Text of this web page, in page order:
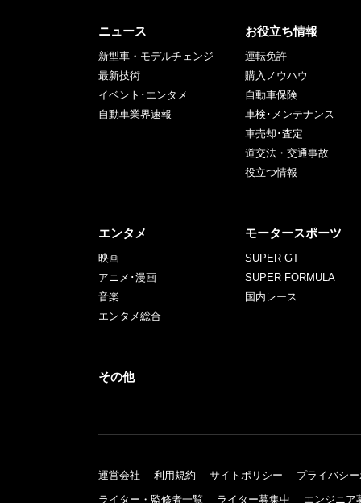
ニュース
新型車・モデルチェンジ
最新技術
イベント･エンタメ
自動車業界速報
お役立ち情報
運転免許
購入ノウハウ
自動車保険
車検･メンテナンス
車売却･査定
道交法・交通事故
役立つ情報
エンタメ
映画
アニメ･漫画
音楽
エンタメ総合
モータースポーツ
SUPER GT
SUPER FORMULA
国内レース
その他
運営会社 利用規約 サイトポリシー
プライバシ
ライター・監修者一覧
ライター募集中 エンジニア